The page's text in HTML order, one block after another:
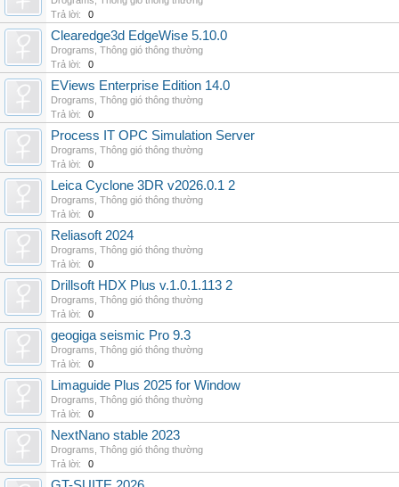
Trả lời:
0
Clearedge3d EdgeWise 5.10.0
Drograms Thông gió thông thường
Trả lời:
0
EViews Enterprise Edition 14.0
Drograms Thông gió thông thường
Trả lời:
0
Process IT OPC Simulation Server
Drograms Thông gió thông thường
Trả lời:
0
Leica Cyclone 3DR v2026.0.1 2
Drograms Thông gió thông thường
Trả lời:
0
Reliasoft 2024
Drograms Thông gió thông thường
Trả lời:
0
Drillsoft HDX Plus v.1.0.1.113 2
Drograms Thông gió thông thường
Trả lời:
0
geogiga seismic Pro 9.3
Drograms Thông gió thông thường
Trả lời:
0
Limaguide Plus 2025 for Window
Drograms Thông gió thông thường
Trả lời:
0
NextNano stable 2023
Drograms Thông gió thông thường
Trả lời:
0